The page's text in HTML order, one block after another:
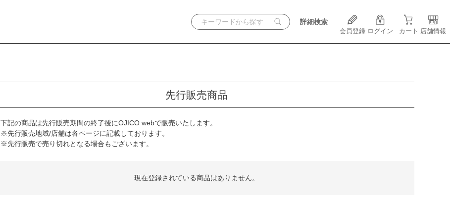
詳細検索
会員登録 ログイン カート 店舗情報
先行販売商品
下記の商品は先行販売期間の終了後にOJICO webで販売いたします。
※先行販売地域/店舗は各ページに記載しております。
※先行販売で売り切れとなる場合もございます。
現在登録されている商品はありません。